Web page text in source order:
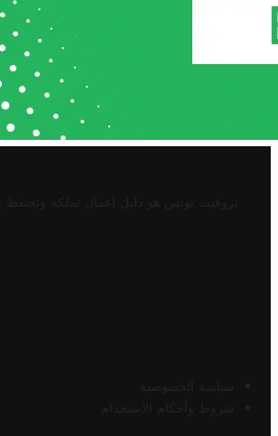
تروفيت تونس هو دليل أعمال تملكه وتحتفظ
سياسة الخصوصية
شروط وأحكام الاستخدام